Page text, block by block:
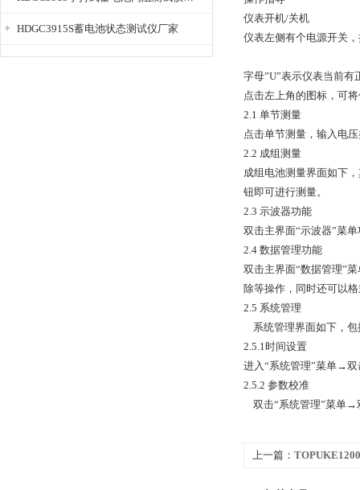
HDGC3915S蓄电池状态测试仪厂家
仪表开机/关机
仪表左侧有个电源开关
字母”U”表示仪表当前有
点击左上角的图标，可
2.1 单节测量
点击单节测量，输入电
2.2 成组测量
成组电池测量界面如下
钮即可进行测量。
2.3 示波器功能
双击主界面“示波器”菜
2.4 数据管理功能
双击主界面“数据管理”
除等操作，同时还可以
2.5 系统管理
系统管理界面如下，包
2.5.1时间设置
进入“系统管理”菜单→双
2.5.2 参数校准
双击“系统管理”菜单→
上一篇：